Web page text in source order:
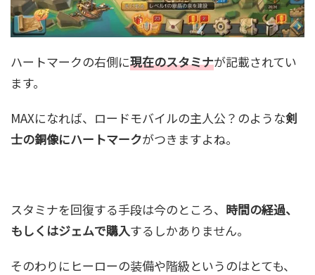
ハートマークの右側に現在のスタミナが記載されてい
ます。
MAXになれば、ロードモバイルの主人公？のような剣
士の銅像にハートマークがつきますよね。
スタミナを回復する手段は今のところ、 時間の経過、
もしくはジェムで購入するしかありません。
そのわりにヒーローの装備や階級というのはとても、